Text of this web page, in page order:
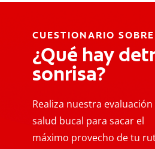
CUESTIONARIO
¿Qué hay
sonrisa?
Realiza nuestra evaluación
salud bucal para sacar el
máximo provecho de tu